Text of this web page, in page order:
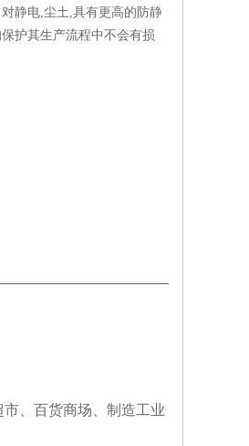
静电,尘土,具有更高的防静
护其生产流程中不会有损
市、百货商场、制造工业